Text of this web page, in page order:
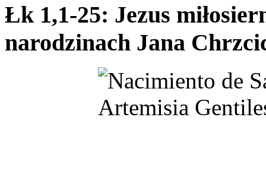
Łk 1,1-25: Jezus
narodzinach Jana